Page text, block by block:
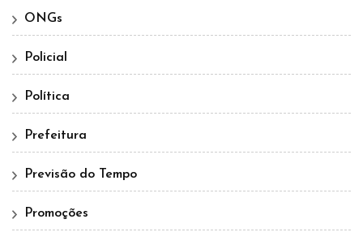
ONGs
Policial
Política
Prefeitura
Previsão do Tempo
Promoções